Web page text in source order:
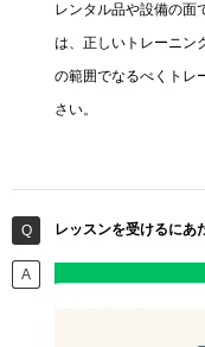
レンタル品や設備の面
は、正しいトレーニン
の範囲でなるべくトレ
さい。
レッスンを受けるにあ